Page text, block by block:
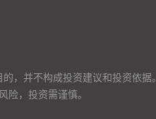
，并不构成投资建议和投资依据。
，投资需谨慎。